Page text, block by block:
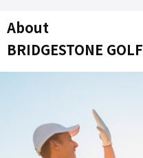
About
BRIDGESTONE GOLF